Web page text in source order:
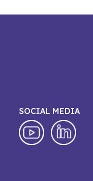
SOCIAL MEDIA